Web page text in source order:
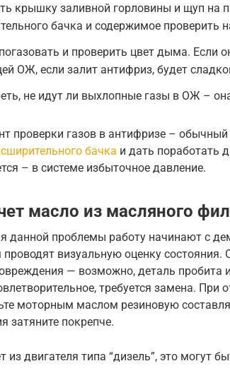
крышку заливной горловины и щуп на
бачка и содержимое проверить
и проверить цвет дыма. Если
ОЖ, если залит антифриз, будет
не идут ли выхлопные газы в ОЖ –
проверки газов в антифризе – обычный
бачка и дать поработать
– в системе избыточное давление.
масло из масляного
данной проблемы работу начинают с
проводят визуальную оценку состояния.
— возможно, деталь пробита
требуется замена. При
моторным маслом резиновую
затяните покрепче.
из двигателя типа “дизель”, это могут